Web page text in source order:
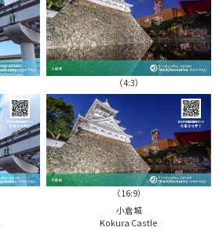
（4:3）
（16:9）
小倉城
Kokura Castle